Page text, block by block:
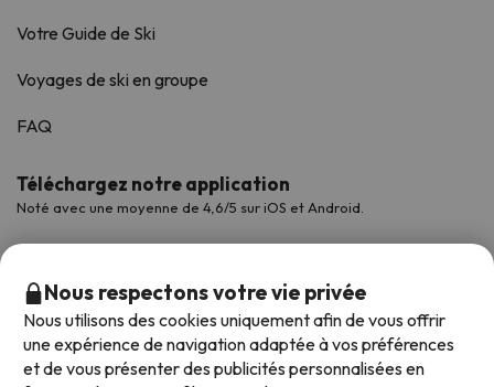
Votre Guide de Ski
Voyages de ski en groupe
FAQ
Téléchargez notre application
Noté avec une moyenne de 4,6/5 sur iOS et Android.
Nous respectons votre vie privée
Nous utilisons des cookies uniquement afin de vous offrir
une expérience de navigation adaptée à vos préférences
et de vous présenter des publicités personnalisées en